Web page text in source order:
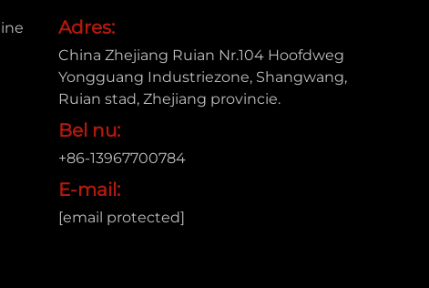
Adres:
China Zhejiang Ruian Nr.104 Hoofdweg
Yongguang Industriezone, Shangwang,
Ruian stad, Zhejiang provincie.
Bel nu:
+86-13967700784
E-mail:
[email protected]